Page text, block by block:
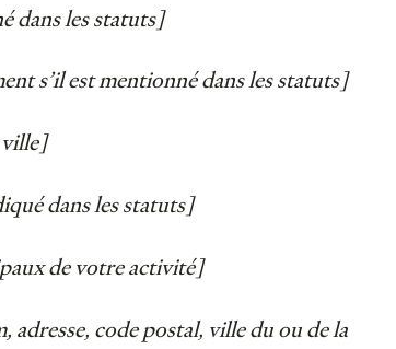
dans les statuts]
s’il est mentionné dans les statuts]
ville]
dans les statuts]
de votre activité]
code postal, ville du ou de la